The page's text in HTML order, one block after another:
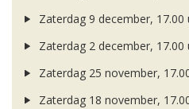
Zaterdag 9 december, 17.00
Zaterdag 2 december, 17.00
Zaterdag 25 november,
Zaterdag 18 november,